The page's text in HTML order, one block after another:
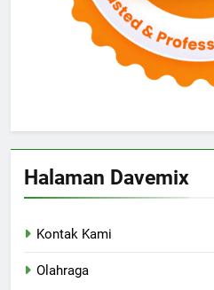
Halaman Davemix
Kontak Kami
Olahraga